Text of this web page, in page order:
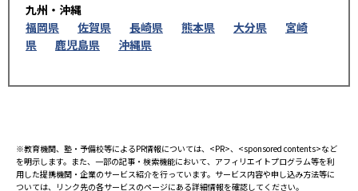
九州・沖縄
福岡県
佐賀県 長崎県 熊本県 大分県
宮崎
県
鹿児島県 沖縄県
※教育機関、塾・予備校等によるPR情報については、<PR>、<sponsored contents>など
を明示します。また、一部の記事・検索機能において、アフィリエイトプログラム等を利
用した提携機関・企業のサービス紹介を行っています。サービス内容や申し込み方法等に
ついては、リンク先の各サービスのページにある詳細情報を確認してください。